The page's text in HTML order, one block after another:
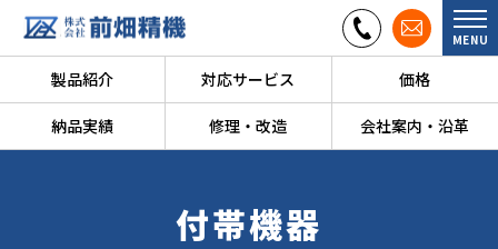
MENU
製品紹介 対応サービス 価格
納品実績 修理・改造 会社案内・沿革
付帯機器